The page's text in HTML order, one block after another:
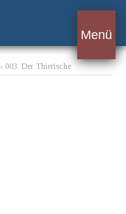
Menü
› 003. Der Thierische